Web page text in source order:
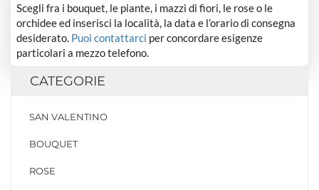
Scegli fra i bouquet, le piante, i mazzi di fiori, le rose o le
orchidee ed inserisci la località, la data e l’orario di consegna
desiderato. Puoi contattarci per concordare esigenze
particolari a mezzo telefono.
CATEGORIE
SAN VALENTINO
BOUQUET
ROSE